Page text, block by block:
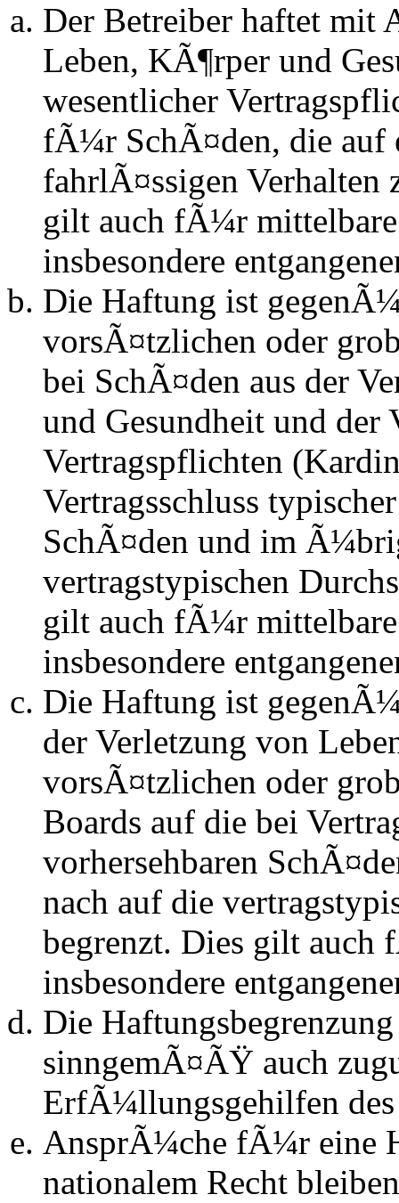
Der Betreiber haftet mit
Leben, KÃ¶rper und
wesentlicher
fÃ¼r SchÃ¤den, die auf
fahrlÃ¤ssigen
gilt auch fÃ¼r
insbesondere
Die Haftung ist
vorsÃ¤tzlichen oder
bei SchÃ¤den aus der
und Gesundheit und der
Vertragspflichten
Vertragsschluss
SchÃ¤den und im
vertragstypischen
gilt auch fÃ¼r
insbesondere
Die Haftung ist
der Verletzung von
vorsÃ¤tzlichen oder
Boards auf die bei
vorhersehbaren
nach auf die
begrenzt. Dies gilt auch
insbesondere
Die
sinngemÃ¤ÃŸ auch
ErfÃ¼llungsgehilfen des
AnsprÃ¼che fÃ¼r eine
nationalem Recht